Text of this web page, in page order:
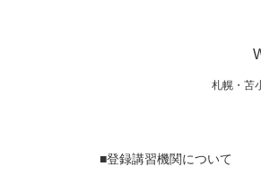
札幌・苫
■登録講習機関について